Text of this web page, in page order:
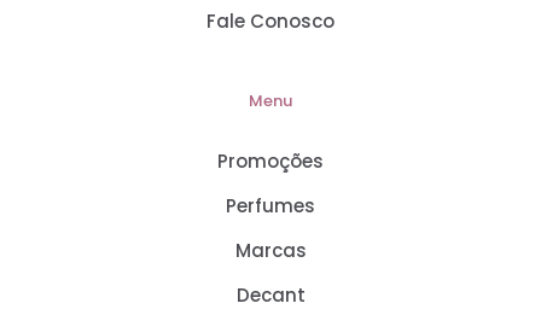
Fale Conosco
Menu
Promoções
Perfumes
Marcas
Decant